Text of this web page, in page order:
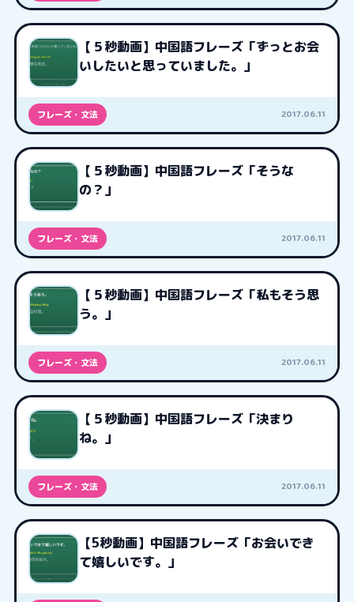
【５秒動画】中国語フレーズ「ずっとお会
いしたいと思っていました。」
フレーズ・文法 2017.06.11
【５秒動画】中国語フレーズ「そうな
の？」
フレーズ・文法 2017.06.11
【５秒動画】中国語フレーズ「私もそう思
う。」
フレーズ・文法 2017.06.11
【５秒動画】中国語フレーズ「決まり
ね。」
フレーズ・文法 2017.06.11
【5秒動画】中国語フレーズ「お会いでき
て嬉しいです。」